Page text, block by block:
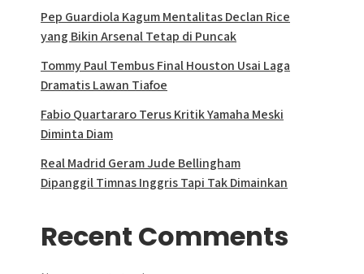
Pep Guardiola Kagum Mentalitas Declan Rice
yang Bikin Arsenal Tetap di Puncak
Tommy Paul Tembus Final Houston Usai Laga
Dramatis Lawan Tiafoe
Fabio Quartararo Terus Kritik Yamaha Meski
Diminta Diam
Real Madrid Geram Jude Bellingham
Dipanggil Timnas Inggris Tapi Tak Dimainkan
Recent Comments